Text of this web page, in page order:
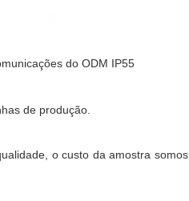
de produção.
o custo da amostra somos